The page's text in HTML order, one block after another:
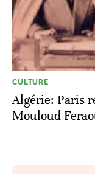
CULTURE
Algérie: Paris
Mouloud